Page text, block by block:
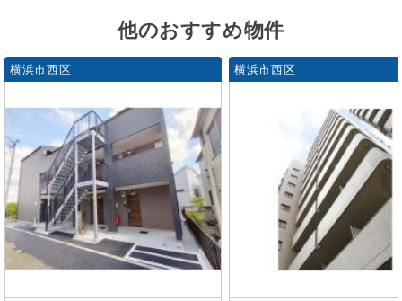
他のおすすめ物件
横浜市西区 横浜市西区